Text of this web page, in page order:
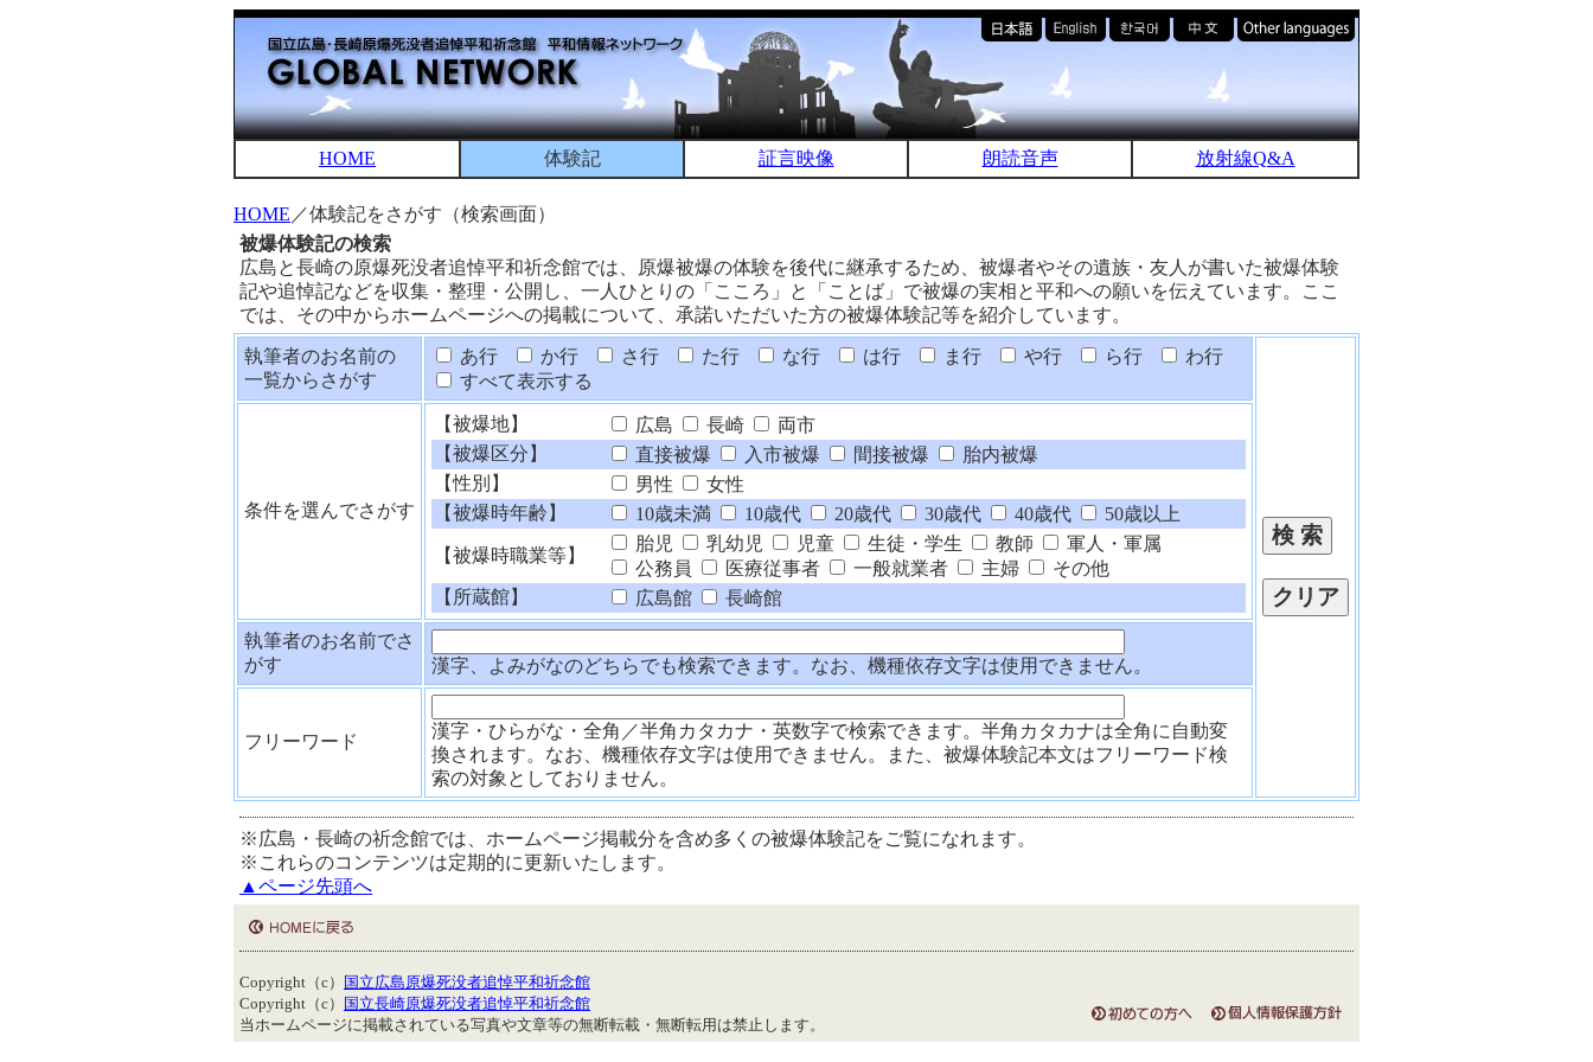
HOME 体験記 証言映像 朗読音声 放射線Q&A
HOME ／体験記をさがす（検索画面）
被爆体験記の検索
広島と長崎の原爆死没者追悼平和祈念館では、原爆被爆の体験を後代に継承するため、被爆者やその遺族・友人が書いた被爆体験
記や追悼記などを収集・整理・公開し、一人ひとりの「こころ」と「ことば」で被爆の実相と平和への願いを伝えています。ここ
では、その中からホームページへの掲載について、承諾いただいた方の被爆体験記等を紹介しています。
執筆者のお名前の
一覧からさがす
あ行 か行 さ行 た行 な行 は行 ま行 や行 ら行
わ行
すべて表示する
条件を選んでさがす
【被爆地】 広島 長崎
両市
【被爆区分】
直接被爆 入市被爆 間接被爆
胎内被爆
【性別】
男性
女性
【被爆時年齢】
10歳未満 10歳代 20歳代 30歳代 40歳代 50歳以上
【被爆時職業等】
胎児 乳幼児 児童 生徒・学生 教師
軍人・軍属
公務員
医療従事者 一般就業者 主婦
その他
【所蔵館】
広島館 長崎館
執筆者のお名前でさ
がす
漢字、よみがなのどちらでも検索できます。なお、機種依存文字は使用できません。
フリーワード
漢字・ひらがな・全角／半角カタカナ・英数字で検索できます。半角カタカナは全角に自動変
換されます。なお、機種依存文字は使用できません。また、被爆体験記本文はフリーワード検
索の対象としておりません。
※広島・長崎の祈念館では、ホームページ掲載分を含め多くの被爆体験記をご覧になれます。
※これらのコンテンツは定期的に更新いたします。
▲ページ先頭へ
Copyright（c）
国立広島原爆死没者追悼平和祈念館
Copyright（c）
国立長崎原爆死没者追悼平和祈念館
当ホームページに掲載されている写真や文章等の無断転載・無断転用は禁止します。